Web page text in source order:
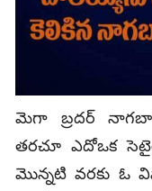
మెగా బ్రదర్‌
తరచూ ఎదోఒక
మొన్నటి వరకు ఓ